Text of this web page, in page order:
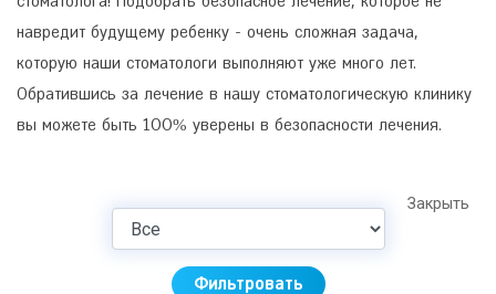
навредит будущему ребенку - очень сложная задача,
которую наши стоматологи выполняют уже много лет.
Обратившись за лечение в нашу стоматологическую клинику
вы можете быть 100% уверены в безопасности лечения.
Закрыть
Фильтровать